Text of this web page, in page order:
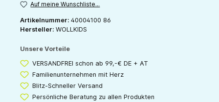
Auf meine Wunschliste...
Artikelnummer: 40004100 86
Hersteller: WOLLKIDS
Unsere Vorteile
VERSANDFREI schon ab 99,-€ DE + AT
Familienunternehmen mit Herz
Blitz-Schneller Versand
Persönliche Beratung zu allen Produkten